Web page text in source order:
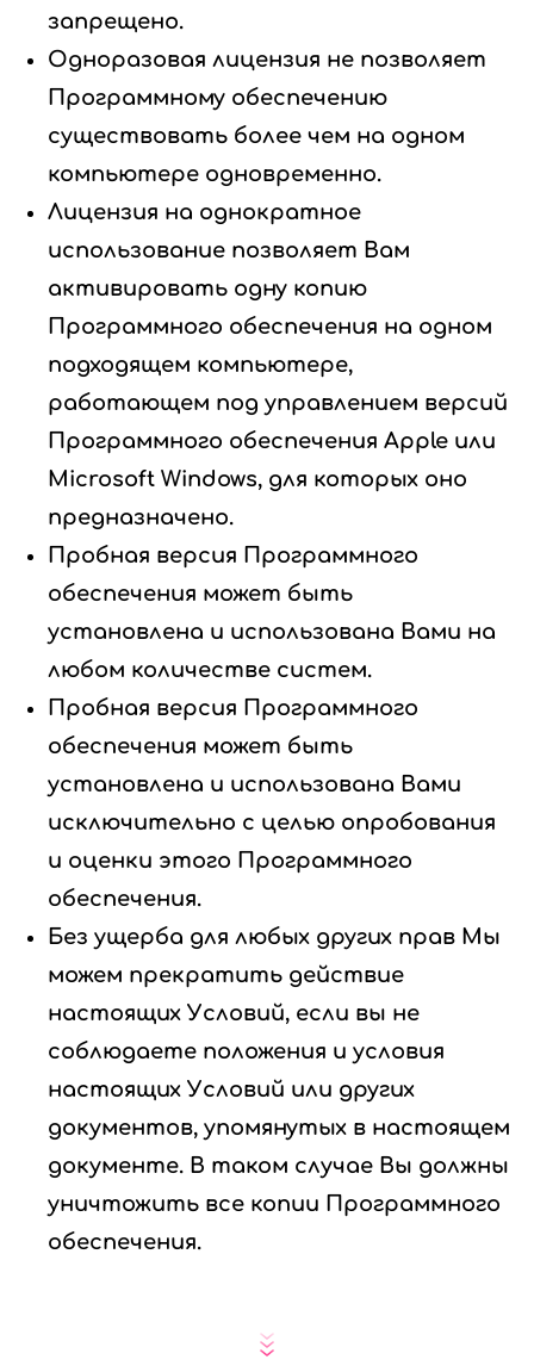
запрещено.
Одноразовая лицензия не позволяет
Программному обеспечению
существовать более чем на одном
компьютере одновременно.
Лицензия на однократное
использование позволяет Вам
активировать одну копию
Программного обеспечения на одном
подходящем компьютере,
работающем под управлением версий
Программного обеспечения Apple или
Microsoft Windows, для которых оно
предназначено.
Пробная версия Программного
обеспечения может быть
установлена ​​и использована Вами на
любом количестве систем.
Пробная версия Программного
обеспечения может быть
установлена ​​и использована Вами
исключительно с целью опробования
и оценки этого Программного
обеспечения.
Без ущерба для любых других прав Мы
можем прекратить действие
настоящих Условий, если вы не
соблюдаете положения и условия
настоящих Условий или других
документов, упомянутых в настоящем
документе. В таком случае Вы должны
уничтожить все копии Программного
обеспечения.